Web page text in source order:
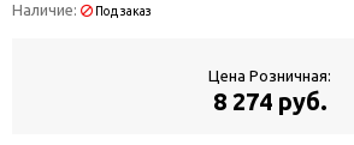
Наличие: Под заказ
Цена Розничная:
8 274 руб.